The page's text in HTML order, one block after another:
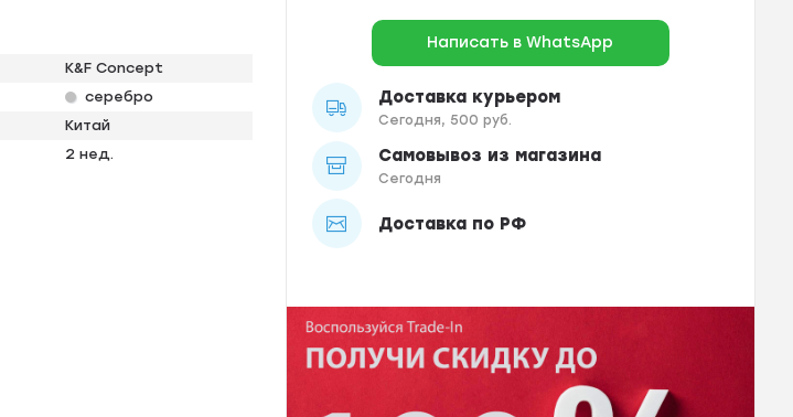
K&F Concept
серебро
Китай
2 нед.
Написать в WhatsApp
Доставка курьером
Сегодня, 500 руб.
Самовывоз из магазина
Сегодня
Доставка по РФ